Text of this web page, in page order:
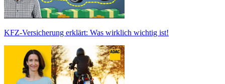
KFZ-Versicherung erklärt: Was wirklich wichtig ist!